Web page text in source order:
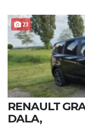
23
RENAULT
DALA,